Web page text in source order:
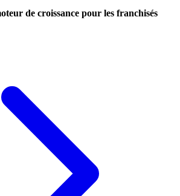
de croissance pour les franchisés